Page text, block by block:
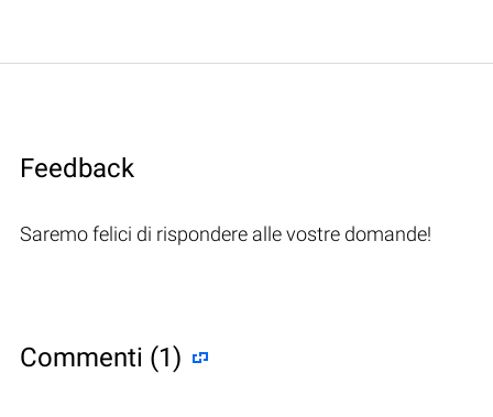
Feedback
Saremo felici di rispondere alle vostre domande!
Commenti (1)